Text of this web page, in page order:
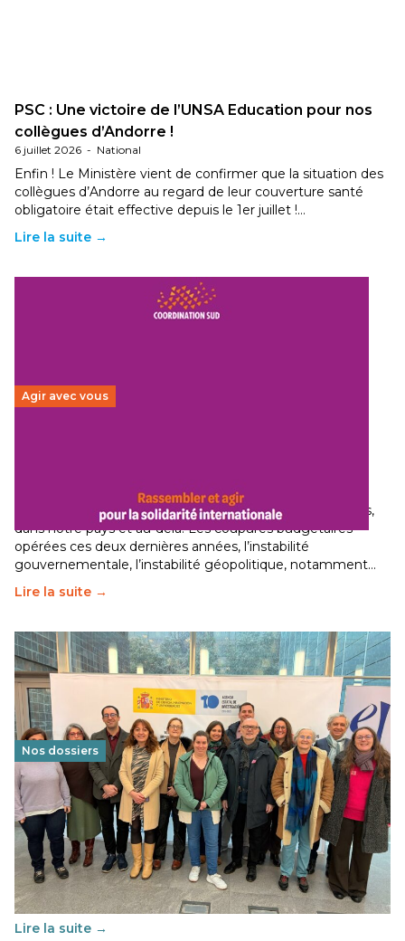
PSC : Une victoire de l’UNSA Education pour nos
collègues d’Andorre !
6 juillet 2026 - National
Enfin ! Le Ministère vient de confirmer que la situation des
collègues d’Andorre au regard de leur couverture santé
obligatoire était effective depuis le 1er juillet !…
Lire la suite →
Agir avec vous
Le secteur humanitaire connaît des difficultés profondes,
dans notre pays et au-delà. Les coupures budgétaires
opérées ces deux dernières années, l’instabilité
gouvernementale, l’instabilité géopolitique, notamment…
Lire la suite →
Nos dossiers
Éducation au vivre-ensemble : un échange croisé
franco-espagnol pour changer d’approche
29 juin 2026-National
Cette année, l'UNSA Éducation a mené un projet Erasmus
soutenu par l'union Européenne et centré sur l'éducation
au vivre-ensemble : quelles différences entre la France…
Lire la suite →